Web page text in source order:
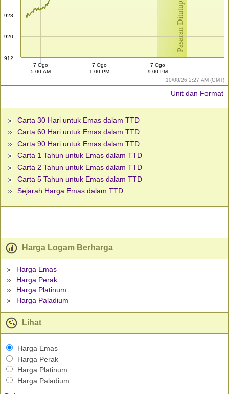
Pasaran Ditutup
10/08/26 2:27 AM (GMT)
912
920
928
7 Ogo
5:00 AM
7 Ogo
1:00 PM
7 Ogo
9:00 PM
Unit dan Format
Carta 30 Hari untuk Emas dalam TTD
Carta 60 Hari untuk Emas dalam TTD
Carta 90 Hari untuk Emas dalam TTD
Carta 1 Tahun untuk Emas dalam TTD
Carta 2 Tahun untuk Emas dalam TTD
Carta 5 Tahun untuk Emas dalam TTD
Sejarah Harga Emas dalam TTD
Harga Logam Berharga
Harga Emas
Harga Perak
Harga Platinum
Harga Paladium
Lihat
Harga Emas
Harga Perak
Harga Platinum
Harga Paladium